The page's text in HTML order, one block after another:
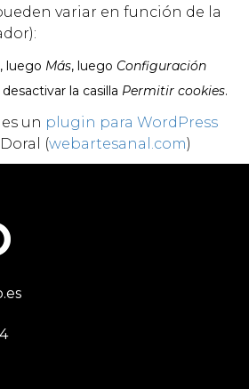
variar en función de la
, luego Más, luego Configuración
la casilla Permitir cookies.
un plugin para WordPress
(webartesanal.com)